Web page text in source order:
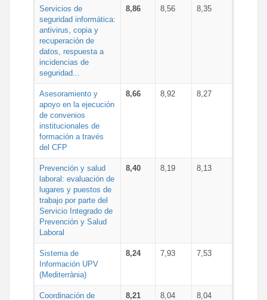
Servicios de
seguridad informática:
antivirus, copia y
recuperación de
datos, respuesta a
incidencias de
seguridad...
8,86 8,56 8,35
Asesoramiento y
apoyo en la ejecución
de convenios
institucionales de
formación a través
del CFP
8,66 8,92 8,27
Prevención y salud
laboral: evaluación de
lugares y puestos de
trabajo por parte del
Servicio Integrado de
Prevención y Salud
Laboral
8,40 8,19 8,13
Sistema de
Información UPV
(Mediterrània)
8,24 7,93 7,53
Coordinación de
8,21 8,04 8,04